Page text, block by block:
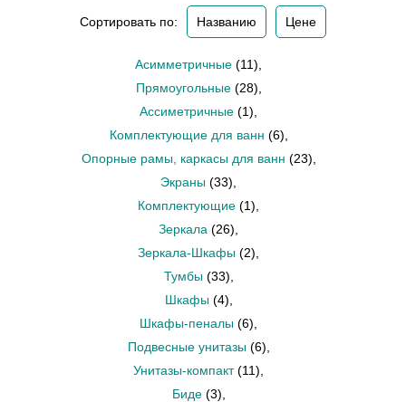
Сортировать по: Названию Цене
Асимметричные (11)
Прямоугольные (28)
Ассиметричные (1)
Комплектующие для ванн (6)
Опорные рамы, каркасы для ванн (23)
Экраны (33)
Комплектующие (1)
Зеркала (26)
Зеркала-Шкафы (2)
Тумбы (33)
Шкафы (4)
Шкафы-пеналы (6)
Подвесные унитазы (6)
Унитазы-компакт (11)
Биде (3)